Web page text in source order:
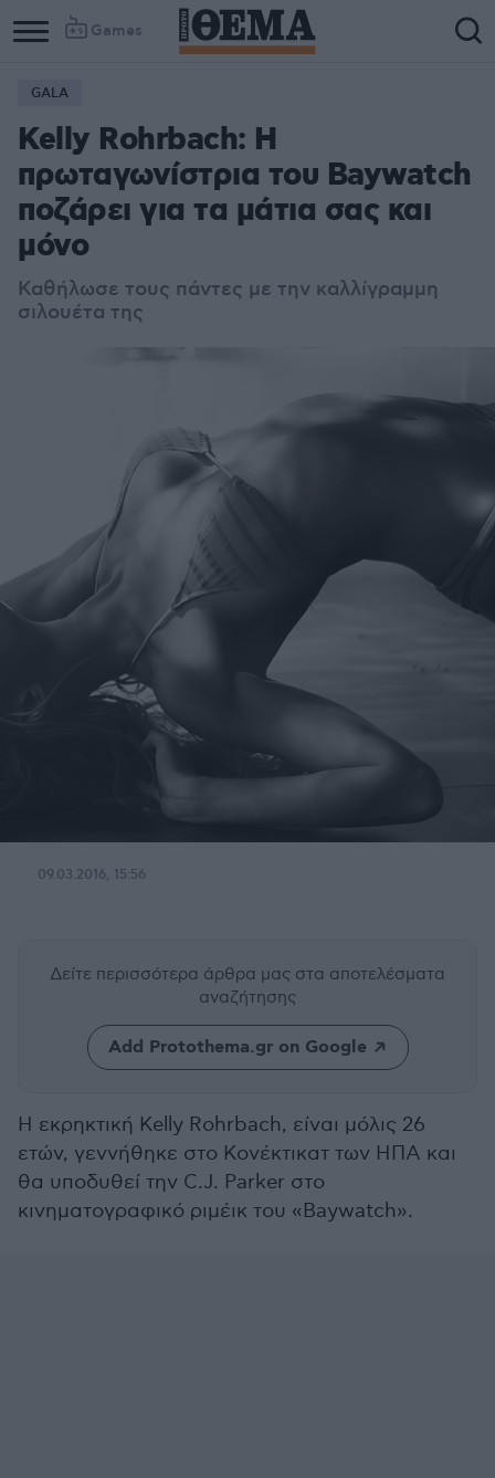
Games
GALA
Kelly Rohrbach: Η
πρωταγωνίστρια του Baywatch
ποζάρει για τα μάτια σας και
μόνο
Καθήλωσε τους πάντες με την καλλίγραμμη
σιλουέτα της
09.03.2016, 15:56
Δείτε περισσότερα άρθρα μας στα αποτελέσματα
αναζήτησης
Add Protothema.gr on Google
Η εκρηκτική Kelly Rohrbach, είναι μόλις 26
ετών, γεννήθηκε στο Κονέκτικατ των ΗΠΑ και
θα υποδυθεί την C.J. Parker στο
κινηματογραφικό ριμέικ του «Baywatch».